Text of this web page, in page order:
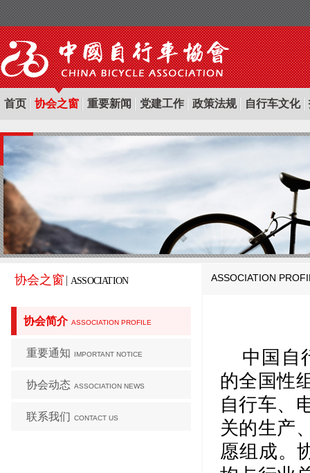
首页 协会之窗 重要新闻 党建工作 政策法规 自行车文化
协会之窗 ASSOCIATION
协会简介 ASSOCIATION PROFILE
重要通知 IMPORTANT NOTICE
协会动态 ASSOCIATION NEWS
联系我们 CONTACT US
ASSOCIATION
中国自
的全国性
自行车、
关的生产
愿组成。